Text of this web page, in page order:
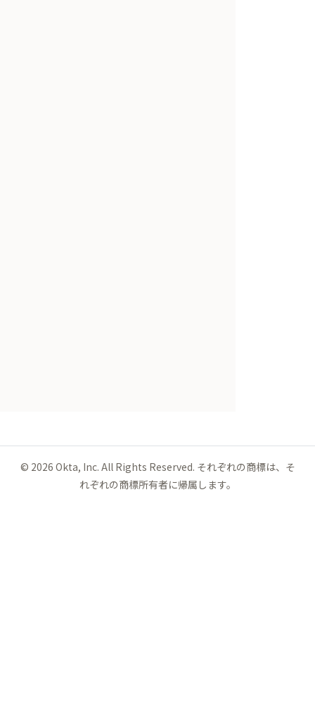
© 2026 Okta, Inc. All Rights Reserved. それぞれの商標は、そ
れぞれの商標所有者に帰属します。